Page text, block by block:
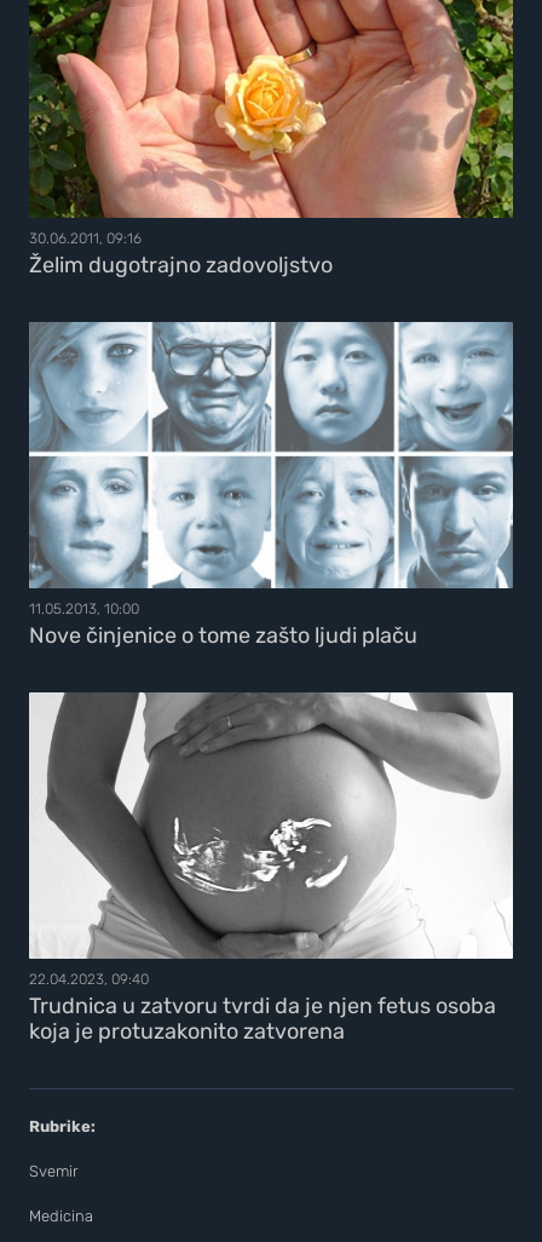
30.06.2011, 09:16
Želim dugotrajno zadovoljstvo
11.05.2013, 10:00
Nove činjenice o tome zašto ljudi plaču
22.04.2023, 09:40
Trudnica u zatvoru tvrdi da je njen fetus osoba
koja je protuzakonito zatvorena
Rubrike:
Svemir
Medicina